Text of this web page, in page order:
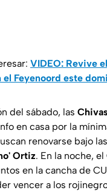
VIDEO: Revive
el Feyenoord este
del sábado, las
en casa por la
renovarse bajo
Ortiz. En la noche, el
en la cancha de
vencer a los